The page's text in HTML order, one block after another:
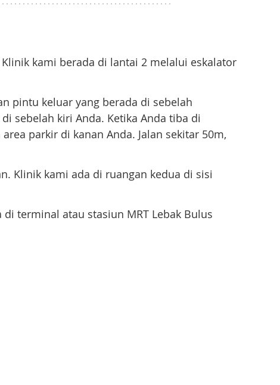
kami berada di lantai 2 melalui eskalator
pintu keluar yang berada di sebelah
sebelah kiri Anda. Ketika Anda tiba di
parkir di kanan Anda. Jalan sekitar 50m,
Klinik kami ada di ruangan kedua di sisi
terminal atau stasiun MRT Lebak Bulus